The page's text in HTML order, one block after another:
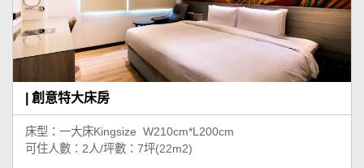
| 創意特大床房
床型：一大床Kingsize W210cm*L200cm
可住人數：2人/坪數：7坪(22m2)